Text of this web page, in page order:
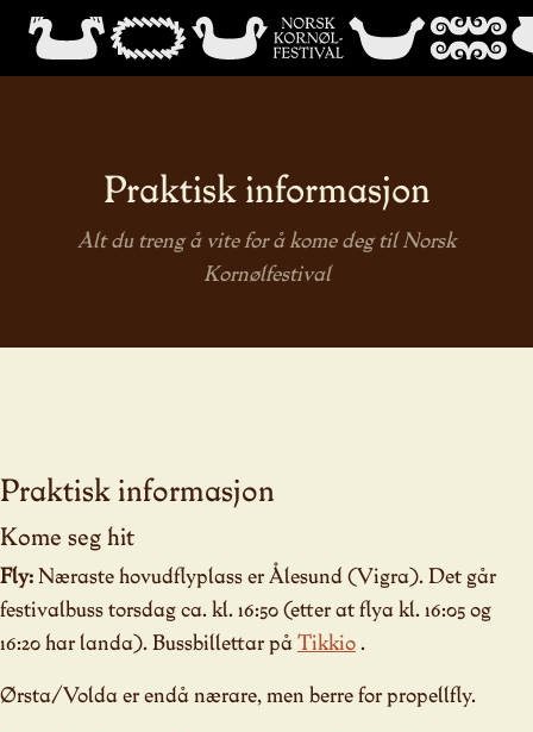
Praktisk informasjon
Alt du treng å vite for å kome deg til Norsk
Kornølfestival
Praktisk informasjon
Kome seg hit
Fly:Næraste hovudflyplass er Ålesund (Vigra). Det går
festivalbuss torsdag ca. kl. 16:50 (etter at flya kl. 16:05 og
16:20 har landa). Bussbillettar påTikkio.
Ørsta/Volda er endå nærare, men berre for propellfly.